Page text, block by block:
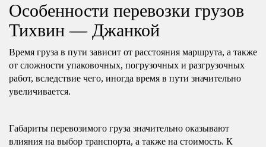
Особенности перевозки грузов
Тихвин — Джанкой
Время груза в пути зависит от расстояния маршрута, а также
от сложности упаковочных, погрузочных и разгрузочных
работ, вследствие чего, иногда время в пути значительно
увеличивается.
Габариты перевозимого груза значительно оказывают
влияния на выбор транспорта, а также на стоимость. К